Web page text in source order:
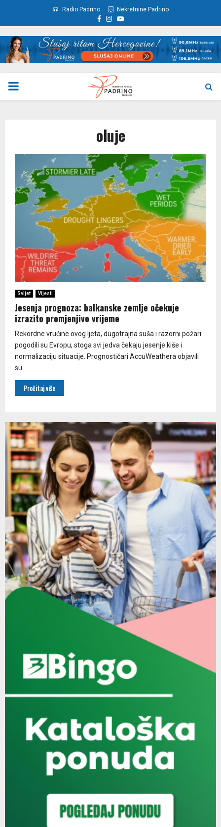
Radio Padrino Nekretnine Padrino
Facebook
Instagram
Youtube
PRIMARY
oluje
Svijet Vijesti
Jesenja prognoza: balkanske zemlje očekuje
izrazito promjenjivo vrijeme
Rekordne vrućine ovog ljeta, dugotrajna suša i razorni požari
pogodili su Evropu, stoga svi jedva čekaju jesenje kiše i
normalizaciju situacije. Prognostičari AccuWeathera objavili
su...
Pročitaj više